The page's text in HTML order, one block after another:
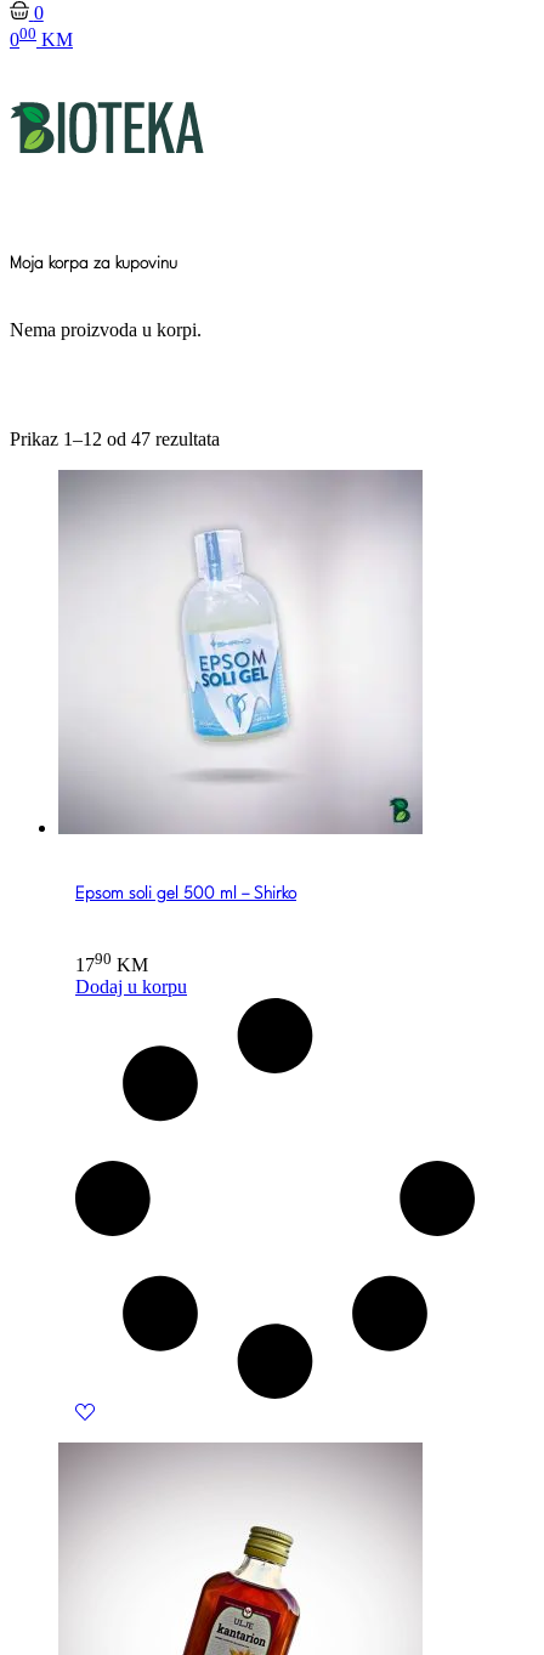
0
000 KM
Moja korpa za kupovinu
Nema proizvoda u korpi.
Prikaz 1–12 od 47 rezultata
Epsom soli gel 500 ml – Shirko
1790 KM
Dodaj u korpu